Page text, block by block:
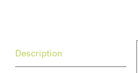
Description